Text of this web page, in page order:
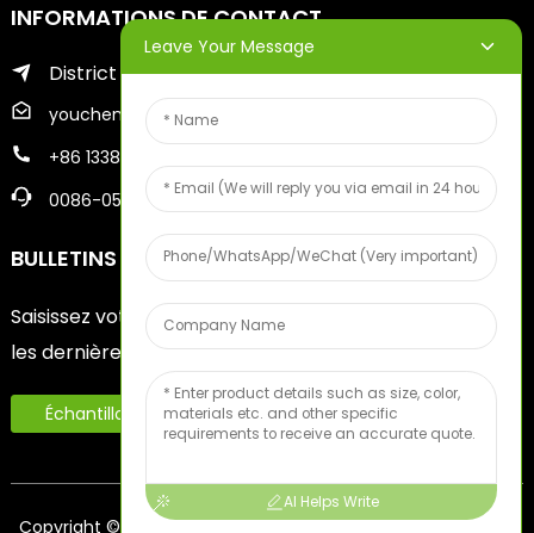
INFORMATIONS DE CONTACT
District de Zhifu de la ville de Yantai
youcheng@ytscreenprinter.com
+86 13386383930
0086-05356730996
BULLETINS D'INFORMATION
Saisissez votre adresse e-mail et nous vous enverrons
les dernières informations sur nos offres.
Échantillon De Fruits Gratuit
Copyright © 2024 Yantai Youcheng Printing Equipment Co.,
Leave Your Message
AI Helps Write